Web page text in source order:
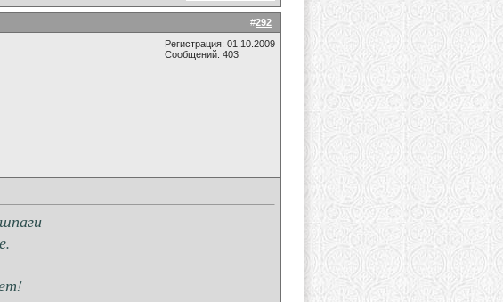
#292
Регистрация: 01.10.2009
Сообщений: 403